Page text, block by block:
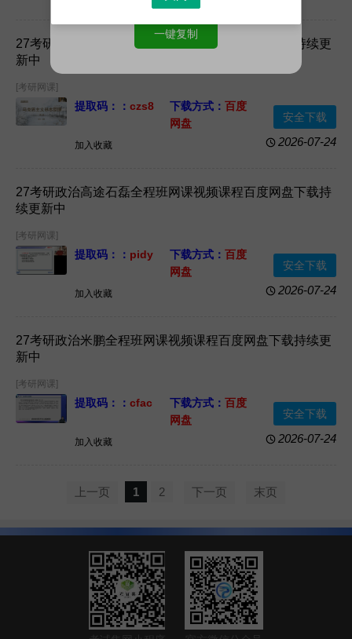
视频+PDF电子版
27考研政治杨攀全程班网课视频课程百度网盘下载持续更
新中
[考研网课]
提取码：： czs8 下载方式：百度
网盘
资源格式：
加入收藏 2026-07-24
安全下载
27考研政治高途石磊全程班网课视频课程百度网盘下载持
续更新中
[考研网课]
提取码：： pidy 下载方式：百度
网盘
资源格式：
加入收藏 2026-07-24
安全下载
27考研政治米鹏全程班网课视频课程百度网盘下载持续更
新中
[考研网课]
提取码：： cfac 下载方式：百度
网盘
资源格式：
加入收藏 2026-07-24
安全下载
上一页 1 2 下一页 末页
一键复制